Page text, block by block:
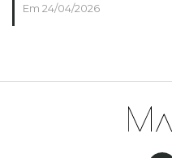
Em 24/04/2026